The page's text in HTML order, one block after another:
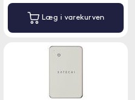
Læg i varekurven